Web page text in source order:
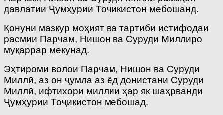
давлатии Ҷумҳурии Тоҷикистон мебошанд.
Қонуни мазкур моҳият ва тартиби истифодаи
расмии Парчам, Нишон ва Суруди Миллиро
муқаррар мекунад.
Эҳтироми волои Парчам, Нишон ва Суруди
Миллӣ, аз он ҷумла аз ёд донистани Суруди
Миллӣ, ифтихори миллии ҳар як шаҳрванди
Ҷумҳурии Тоҷикистон мебошад.